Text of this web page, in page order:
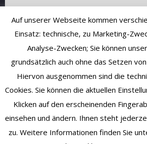
Auf unserer Webseite kommen
Einsatz: technische, zu Marketing-
Analyse-Zwecken; Sie können
grundsätzlich auch ohne das Setzen
Hiervon ausgenommen sind die
Cookies. Sie können die aktuellen
Klicken auf den erscheinenden
einsehen und ändern. Ihnen steht
zu. Weitere Informationen finden Sie